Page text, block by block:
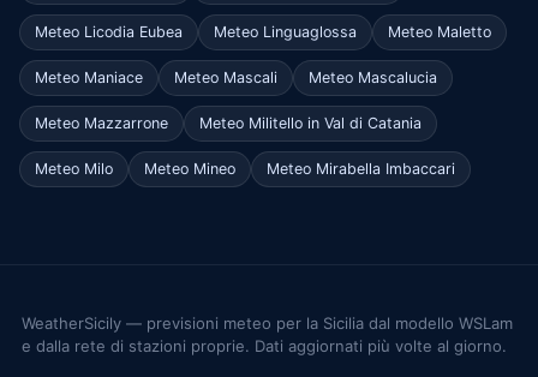
Meteo Licodia Eubea Meteo Linguaglossa Meteo Maletto
Meteo Maniace Meteo Mascali Meteo Mascalucia
Meteo Mazzarrone Meteo Militello in Val di Catania
Meteo Milo Meteo Mineo Meteo Mirabella Imbaccari
WeatherSicily — previsioni meteo per la Sicilia dal modello WSLam
e dalla rete di stazioni proprie. Dati aggiornati più volte al giorno.